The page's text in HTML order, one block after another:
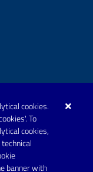
cookies.
To
cookies,
banner with